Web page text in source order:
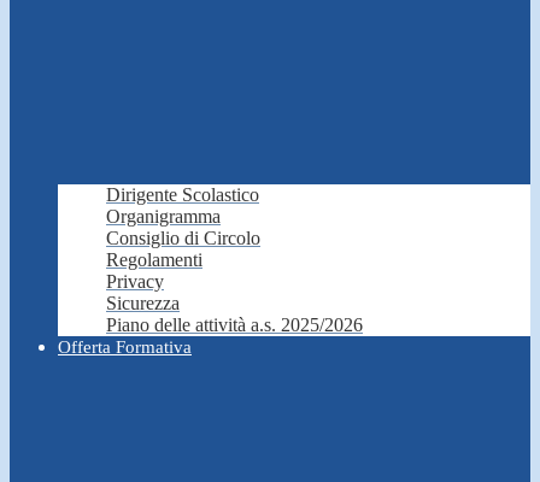
Dirigente Scolastico
Organigramma
Consiglio di Circolo
Regolamenti
Privacy
Sicurezza
Piano delle attività a.s. 2025/2026
Offerta Formativa